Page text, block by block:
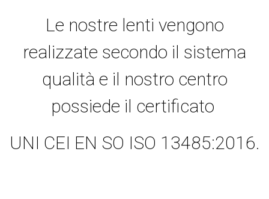
Le nostre lenti vengono
realizzate secondo il sistema
qualità e il nostro centro
possiede il certificato
UNI CEI EN SO ISO 13485:2016.